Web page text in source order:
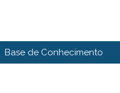
Base de Conhecimento